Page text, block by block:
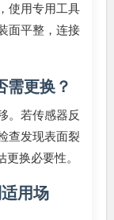
使用专用工具
面平整，连接
需更换？
。若传感器反
查发现表面裂
换必要性。
用场